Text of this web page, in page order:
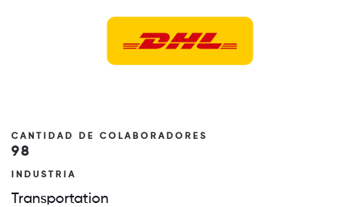
CANTIDAD DE COLABORADORES
98
INDUSTRIA
Transportation